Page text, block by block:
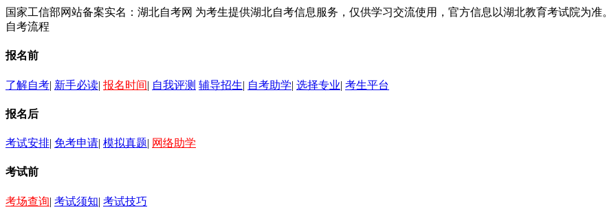
国家工信部网站备案实名：湖北自考网 为考生提供湖北自考信息服务，仅供学习交流使用，官方信息以湖北教育考试院为准。
自考流程
报名前
了解自考| 新手必读| 报名时间| 自我评测 辅导招生| 自考助学| 选择专业| 考生平台
报名后
考试安排| 免考申请| 模拟真题| 网络助学
考试前
考场查询| 考试须知| 考试技巧